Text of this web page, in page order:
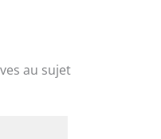
au sujet